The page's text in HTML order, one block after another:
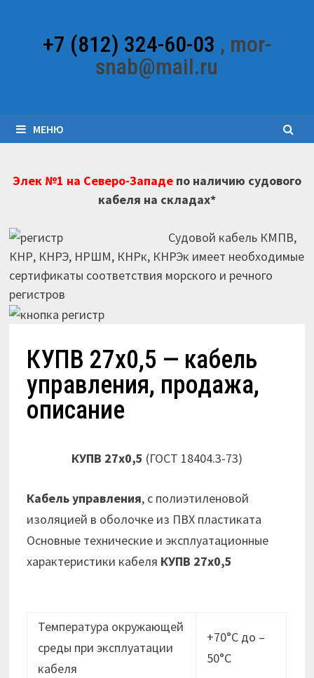
содержимому+7 (812) 324-60-03 , mor-
snab@mail.ru
МЕНЮ
Элек №1 на Северо-Западепо наличию судового
кабеля на складах*
Судовой кабель КМПВ,
КНР, КНРЭ, НРШМ, КНРк, КНРЭк имеет необходимые
сертификаты соответствия морского и речного
регистров
КУПВ 27х0,5 — кабель
управления, продажа,
описание
КУПВ 27х0,5 (ГОСТ 18404.3-73)
Кабель управления, с полиэтиленовой
изоляцией в оболочке из ПВХ пластиката
Основные технические и эксплуатационные
характеристики кабеля КУПВ 27х0,5
Температура окружающей
среды при эксплуатации
кабеля
+70°С до –
50°С